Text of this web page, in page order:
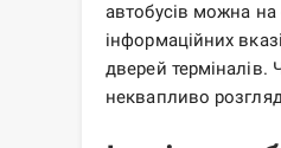
автобусів можна на
інформаційних
дверей терміналів.
неквапливо